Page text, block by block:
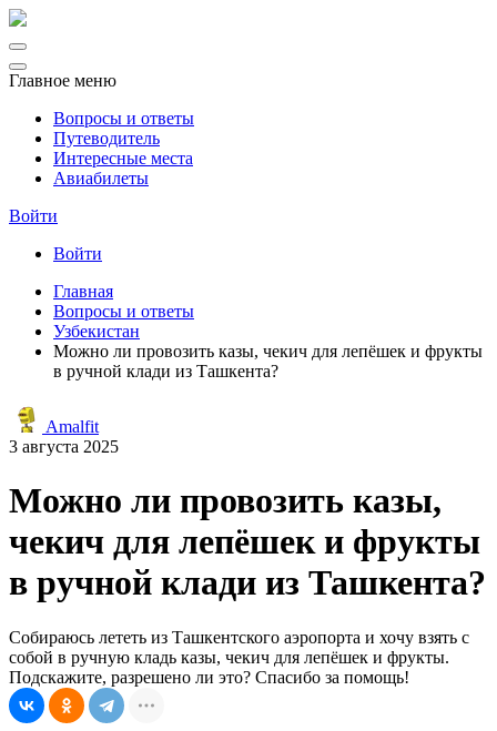
Главное меню
Вопросы и ответы
Путеводитель
Интересные места
Авиабилеты
Войти
Войти
Главная
Вопросы и ответы
Узбекистан
Можно ли провозить казы, чекич для лепёшек и фрукты
в ручной клади из Ташкента?
Amalfit
3 августа 2025
Можно ли провозить казы,
чекич для лепёшек и фрукты
в ручной клади из Ташкента?
Собираюсь лететь из Ташкентского аэропорта и хочу взять с
собой в ручную кладь казы, чекич для лепёшек и фрукты.
Подскажите, разрешено ли это? Спасибо за помощь!